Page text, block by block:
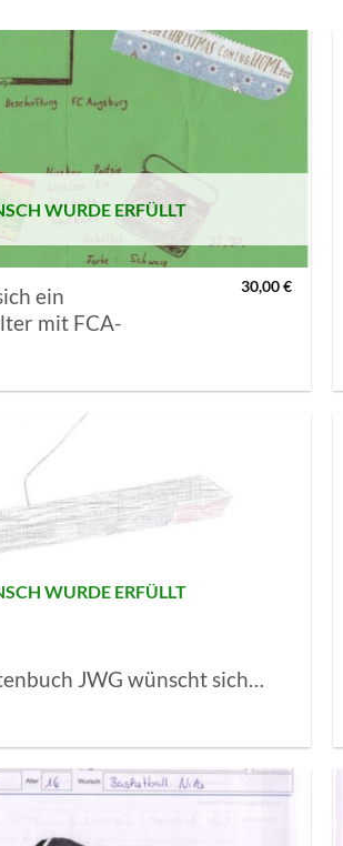
AUF MEINE
WURDE ERFÜLLT
ein
mit FCA-
30,00€
AUF MEINE
MERKLISTE
SETZEN
WURDE ERFÜLLT
JWG wünscht sich…